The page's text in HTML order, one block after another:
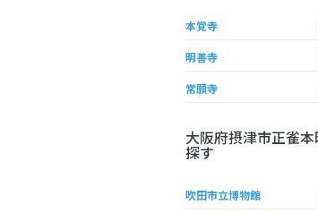
本覚寺
明善寺
常願寺
大阪府摂津市正雀
探す
吹田市立博物館